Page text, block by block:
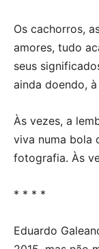
Os cachorros,
amores, tudo
seus
ainda doendo,
Às vezes, a
viva numa bola
fotografia. Às
* * * *
Eduardo